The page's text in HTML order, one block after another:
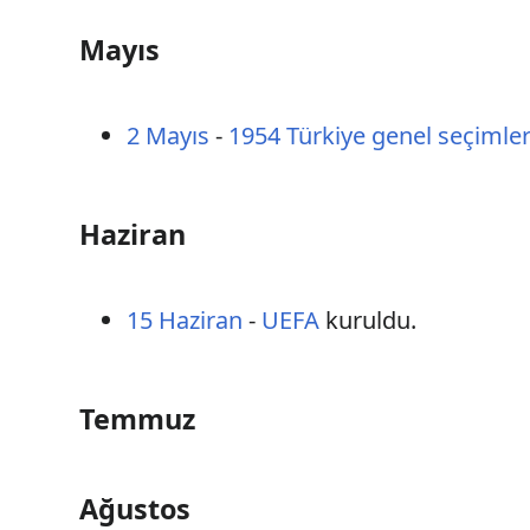
Mayıs
2 Mayıs - 1954 Türkiye genel
Haziran
15 Haziran - UEFA kuruldu.
Temmuz
Ağustos